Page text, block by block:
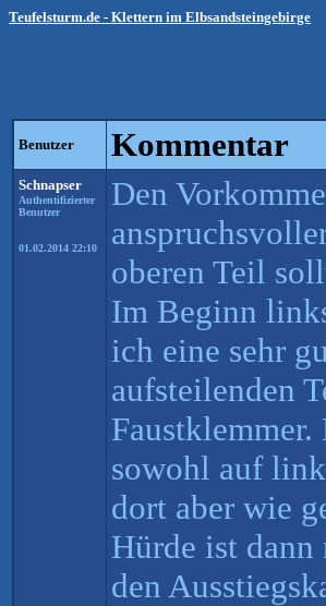
Teufelsturm.de - Klettern im Elbsandsteingebirge
Benutzer Kommentar
Schnapser
Authentifizierter
Benutzer
01.02.2014 22:10
Den
oberen Teil
Im Beginn
ich eine sehr
aufsteilenden
sowohl auf
dort aber wie
Hürde ist
den